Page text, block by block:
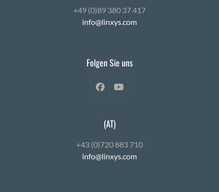
+49 (0)89 380 37 417
info@linxys.com
Folgen Sie uns
FacebookYouTube
(AT)
+43 (0)720 883 710
info@linxys.com